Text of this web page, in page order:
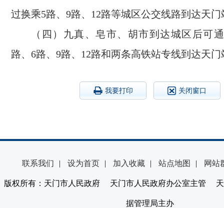
过换乘5路、9路、12路等城区公交线路到达天门
（四）九真、皂市、胡市到达城区后可
路、6路、9路、12路和两条高铁站专线到达天门
我要打印 关闭窗口
联系我们 | 设为首页 | 加入收藏 | 站点地图 | 网站
版权所有：天门市人民政府 天门市人民政府办公室主管 天
据管理局主办